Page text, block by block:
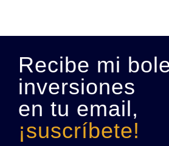
Recibe mi
inversiones
en tu email,
¡suscríbete!